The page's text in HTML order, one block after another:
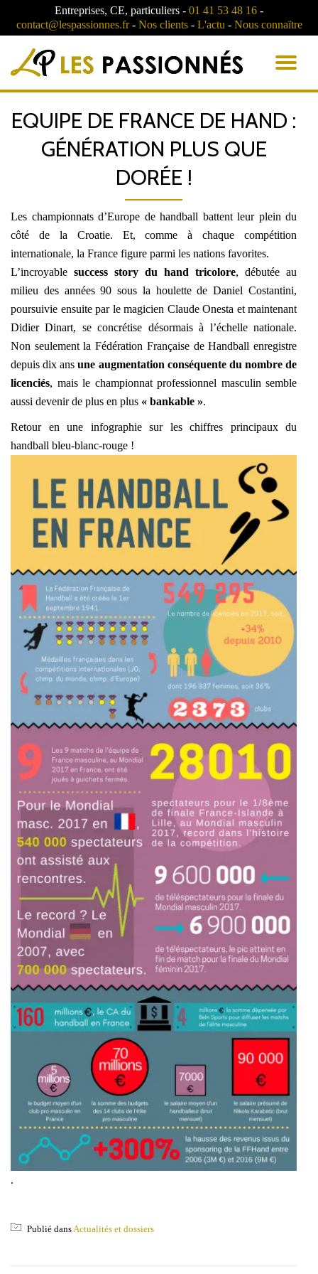
Entreprises, CE, particuliers - 01 41 53 48 16 -
contact@lespassionnes.fr- Nos clients- L'actu - Nous connaïtre
EQUIPE DE FRANCE DE HAND :
GÉNÉRATION PLUS QUE
DORÉE !
Les championnats d’Europe de handball battent leur plein du
côté de la Croatie. Et, comme à chaque compétition
internationale, la France figure parmi les nations favorites.
L’incroyable success story du hand tricolore, débutée au
milieu des années 90 sous la houlette de Daniel Costantini,
poursuivie ensuite par le magicien Claude Onesta et maintenant
Didier Dinart, se concrétise désormais à l’échelle nationale.
Non seulement la Fédération Française de Handball enregistre
depuis dix ansune augmentation conséquente du nombre de
licenciés, mais le championnat professionnel masculin semble
aussi devenir de plus en plus « bankable ».
Retour en une infographie sur les chiffres principaux du
handball bleu-blanc-rouge !
.
Publié dans Actualités et dossiers